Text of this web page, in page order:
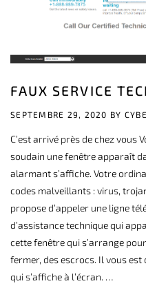
FAUX SERVICE
SEPTEMBRE 29, 2020 BY
C’est arrivé près de chez vous
soudain une fenêtre apparaît
alarmant s’affiche. Votre
codes malveillants : virus,
propose d’appeler une ligne
d’assistance technique qui
cette fenêtre qui s’arrange
fermer, des escrocs. Il vous
qui s’affiche à l’écran. …